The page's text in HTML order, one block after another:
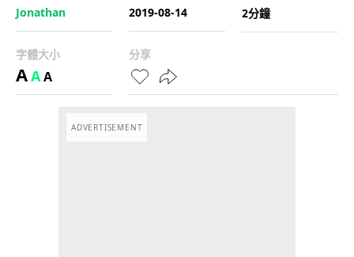
Jonathan
2019-08-14
2分鐘
字體大小
AAA
分享
ADVERTISEMENT